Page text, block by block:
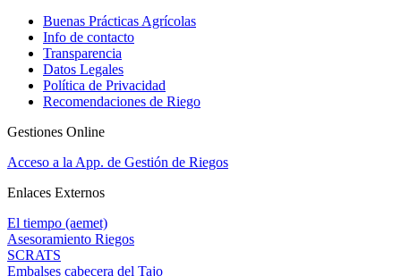
Buenas Prácticas Agrícolas
Info de contacto
Transparencia
Datos Legales
Política de Privacidad
Recomendaciones de Riego
Gestiones Online
Acceso a la App. de Gestión de Riegos
Enlaces Externos
El tiempo (aemet)
Asesoramiento Riegos
SCRATS
Embalses cabecera del Tajo